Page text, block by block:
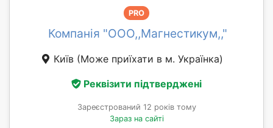
PRO
Компанія "ООО,,Магнестикум,,"
Київ (Може приїхати в м. Українка)
Реквізити підтверджені
Зареєстрований 12 років тому
Зараз на сайті